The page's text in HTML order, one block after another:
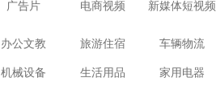
广告片 电商视频 新媒体短视频
办公文教 旅游住宿 车辆物流
机械设备 生活用品 家用电器